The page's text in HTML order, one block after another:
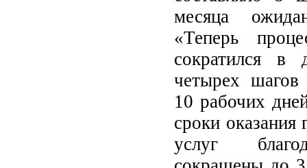
месяца
«Теперь
сократился
четырех
10 рабочих
сроки оказания
услуг